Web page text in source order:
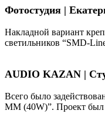
Фотостудия |
Накладной вариант
светильников “SMD-
AUDIO KAZAN |
Всего было
ММ (40W)”. Проект был